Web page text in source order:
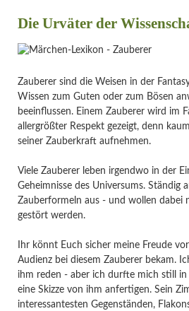
Die Urväter der
Zauberer sind die Weisen in der
Wissen zum Guten oder zum Bösen
beeinflussen. Einem Zauberer wird im
allergrößter Respekt gezeigt, denn
seiner Zauberkraft aufnehmen.
Viele Zauberer leben irgendwo in der
Geheimnisse des Universums. Ständig
Zauberformeln aus - und wollen dabei
gestört werden.
Ihr könnt Euch sicher meine Freude
Audienz bei diesem Zauberer bekam.
ihm reden - aber ich durfte mich still in
eine Skizze von ihm anfertigen. Sein
interessantesten Gegenständen,